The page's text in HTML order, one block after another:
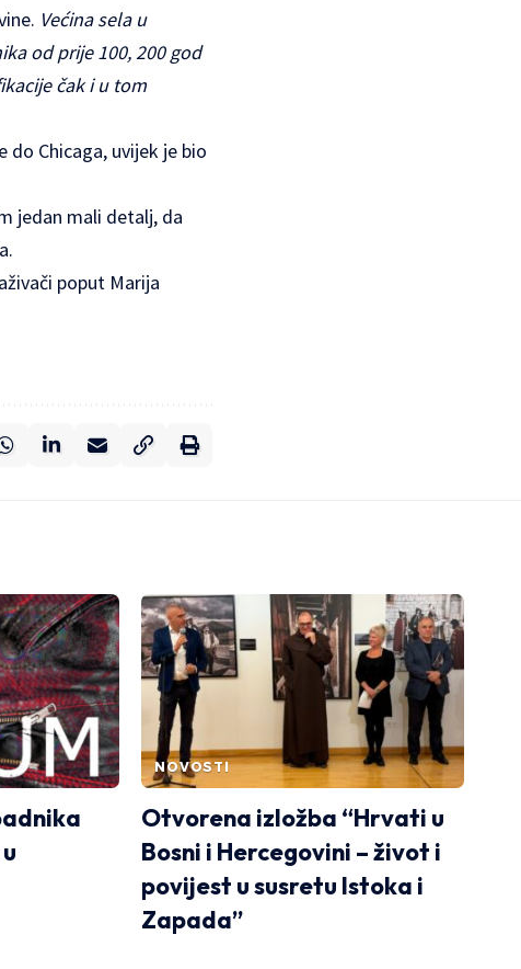
Većina sela u
od prije 100, 200 god
čak i u tom
do Chicaga, uvijek je bio
jedan mali detalj, da
poput Marija
NOVOSTI
Otvorena izložba “Hrvati u
Bosni i Hercegovini – život i
povijest u susretu Istoka i
Zapada”